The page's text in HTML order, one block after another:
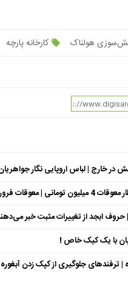
هولناک کارخانه پارچه
خارج | لباس اروپایی نگار
کی واریز می شود ؟
با یک کیک خاص !
ترفندهای جلوگیری از کپک زدن آبغوره